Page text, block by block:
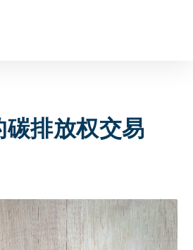
排放权交易